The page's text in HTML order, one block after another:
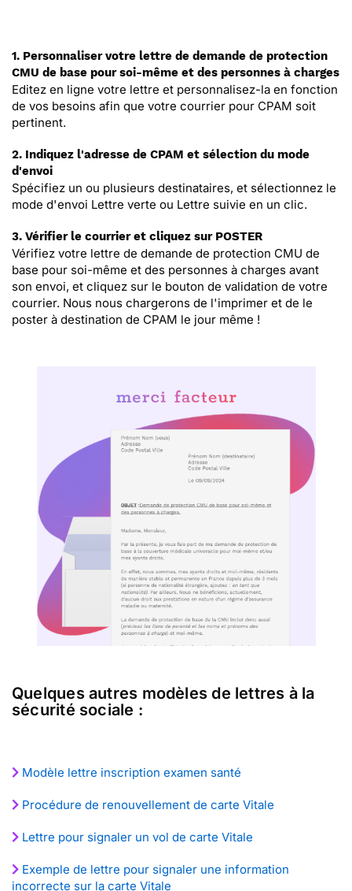
1. Personnaliser votre lettre de demande de protection
CMU de base pour soi-même et des personnes à charges
Editez en ligne votre lettre et personnalisez-la en fonction
de vos besoins afin que votre courrier pour CPAM soit
pertinent.
2. Indiquez l'adresse de CPAM et sélection du mode
d'envoi
Spécifiez un ou plusieurs destinataires, et sélectionnez le
mode d'envoi Lettre verte ou Lettre suivie en un clic.
3. Vérifier le courrier et cliquez sur POSTER
Vérifiez votre lettre de demande de protection CMU de
base pour soi-même et des personnes à charges avant
son envoi, et cliquez sur le bouton de validation de votre
courrier. Nous nous chargerons de l'imprimer et de le
poster à destination de CPAM le jour même !
Quelques autres modèles de lettres à la
sécurité sociale :
Modèle lettre inscription examen santé
Procédure de renouvellement de carte Vitale
Lettre pour signaler un vol de carte Vitale
Exemple de lettre pour signaler une information
incorrecte sur la carte Vitale